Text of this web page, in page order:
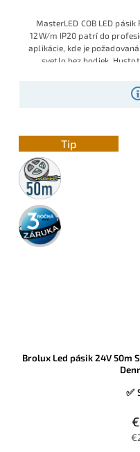
MasterLED COB LED
12W/m IP20 patrí do
aplikácie, kde je
svetlo bez bodiek.
kuchýň, kancelárií,
príkonom 12W/m
Tip
50m
rolka
3 roky
záruka
Brolux Led pásik 24V 50m
✅